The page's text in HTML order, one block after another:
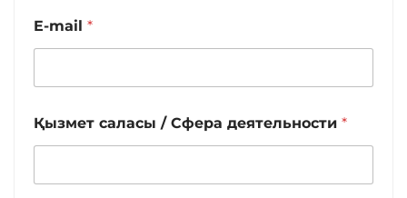
E-mail *
Қызмет саласы / Сфера деятельности *